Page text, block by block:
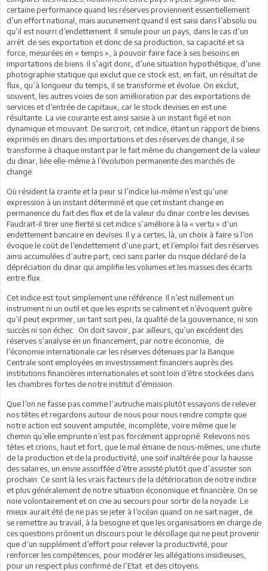
certaine performance quand les réserves proviennent essentiellement
d’un effort national, mais aucunement quand il est saisi dans l’absolu ou
qu’il est nourri d’endettement. Il simule pour un pays, dans le cas d’un
arrêt de ses exportation et donc de sa production, sa capacité et sa
force, mesurées en « temps », à pouvoir faire face à ses besoins en
importations de biens. Il s’agit donc, d’une situation hypothétique, d’une
photographie statique qui exclut que ce stock est, en fait, un résultat de
flux, qu’à longueur du temps, il se transforme et évolue. On exclut,
souvent, les autres voies de son amélioration par des exportations de
services et d’entrée de capitaux, car le stock devises en est une
résultante. La vie courante est ainsi saisie à un instant figé et non
dynamique et mouvant. De surcroit, cet indice, étant un rapport de biens
exprimés en dinars des importations et des réserves de change, il se
transforme à chaque instant par le fait même du changement de la valeur
du dinar, liée elle-même à l’évolution permanente des marchés de
change.
Où résident la crainte et la peur si l’indice lui-même n’est qu’une
expression à un instant déterminé et que cet instant change en
permanence du fait des flux et de la valeur du dinar contre les devises.
Faudrait-il tirer une fierté si cet indice s’améliore à la « vertu » d’un
endettement bancaire en devises. Il y a certes, là, un choix à faire si l’on
évoque le coût de l’endettement d’une part, et l’emploi fait des réserves
ainsi accumulées d’autre part, ceci sans parler du risque déclaré de la
dépréciation du dinar qui amplifie les volumes et les masses des écarts
entre flux.
Cet indice est tout simplement une référence. Il n’est nullement un
instrument ni un outil et que les esprits se calment et n’évoquent guère
qu’il peut exprimer, un tant soit peu, la qualité de la gouvernance, ni son
succès ni son échec. On doit savoir, par ailleurs, qu’un excédent des
réserves s’analyse en un financement, par notre économie, de
l’économie internationale car les réserves détenues par la Banque
Centrale sont employées en investissement financiers auprès des
institutions financières internationales et sont loin d’être stockées dans
les chambres fortes de notre institut d’émission.
Que l’on ne fasse pas comme l’autruche mais plutôt essayons de relever
nos têtes et regardons autour de nous pour nous rendre compte que
notre action est souvent amputée, incomplète, voire même que le
chemin qu’elle emprunte n’est pas forcément approprié. Relevons nos
têtes et crions, haut et fort, que le mal émane de nous-mêmes, une chute
de la production et de la productivité, une soif inaltérée pour la hausse
des salaires, un envie assoiffée d’être assisté plutôt que d’assister son
prochain. Ce sont là les vrais facteurs de la détérioration de notre indice
et plus généralement de notre situation économique et financière. On se
noie volontairement et on crie au secours pour sortir de la noyade. Le
mieux aurait été de ne pas se jeter à l’océan quand on ne sait nager, de
se remettre au travail, à la besogne et que les organisations en charge de
ces questions prônent un discours pour le décollage qui ne peut provenir
que d’un supplément d’effort pour relever la productivité, pour
renforcer les compétences, pour modérer les allégations insidieuses,
pour un respect plus confirmé de l’Etat et des citoyens.